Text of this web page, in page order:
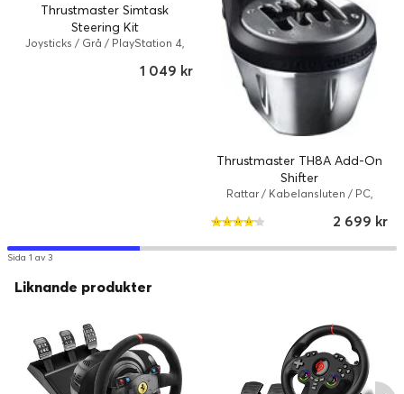
Thrustmaster Simtask
Steering Kit
Joysticks / Grå / PlayStation 4,
Xbox Series S, Microsoft Xbox
1 049 kr
Thrustmaster TH8A Add-On
Shifter
Rattar / Kabelansluten / PC,
PlayStation 4, Microsoft Xbox
Sony PlayStation 5
2 699 kr
Sida 1 av 3
Liknande produkter